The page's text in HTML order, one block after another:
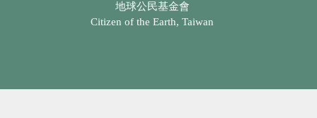
地球公民基金會
Citizen of the Earth, Taiwan